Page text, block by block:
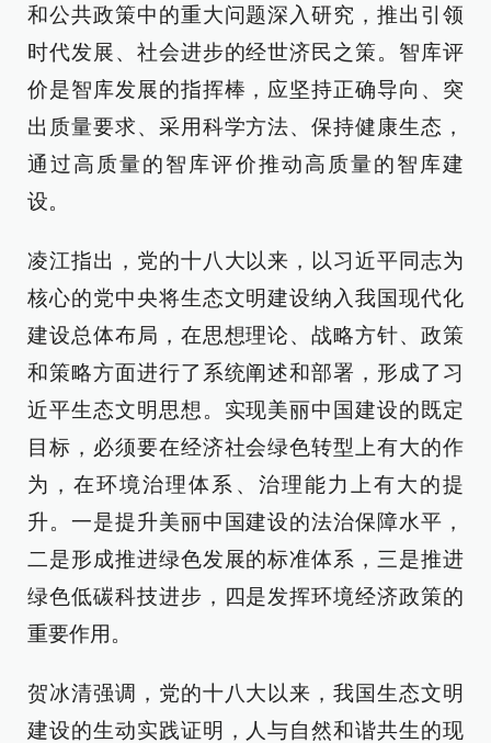
和公共政策中的重大问题深入研究，推出引领
时代发展、社会进步的经世济民之策。智库评
价是智库发展的指挥棒，应坚持正确导向、突
出质量要求、采用科学方法、保持健康生态，
通过高质量的智库评价推动高质量的智库建
设。
凌江指出，党的十八大以来，以习近平同志为
核心的党中央将生态文明建设纳入我国现代化
建设总体布局，在思想理论、战略方针、政策
和策略方面进行了系统阐述和部署，形成了习
近平生态文明思想。实现美丽中国建设的既定
目标，必须要在经济社会绿色转型上有大的作
为，在环境治理体系、治理能力上有大的提
升。一是提升美丽中国建设的法治保障水平，
二是形成推进绿色发展的标准体系，三是推进
绿色低碳科技进步，四是发挥环境经济政策的
重要作用。
贺冰清强调，党的十八大以来，我国生态文明
建设的生动实践证明，人与自然和谐共生的现